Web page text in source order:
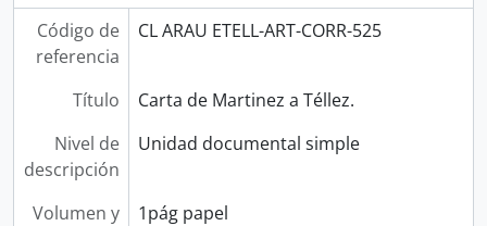
Código de
referencia
CL ARAU ETELL-ART-CORR-525
Título
Carta de Martinez a Téllez.
Nivel de
descripción
Unidad documental simple
Volumen y
1pág papel